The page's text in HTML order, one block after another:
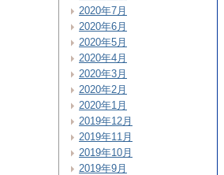
2020年7月
2020年6月
2020年5月
2020年4月
2020年3月
2020年2月
2020年1月
2019年12月
2019年11月
2019年10月
2019年9月